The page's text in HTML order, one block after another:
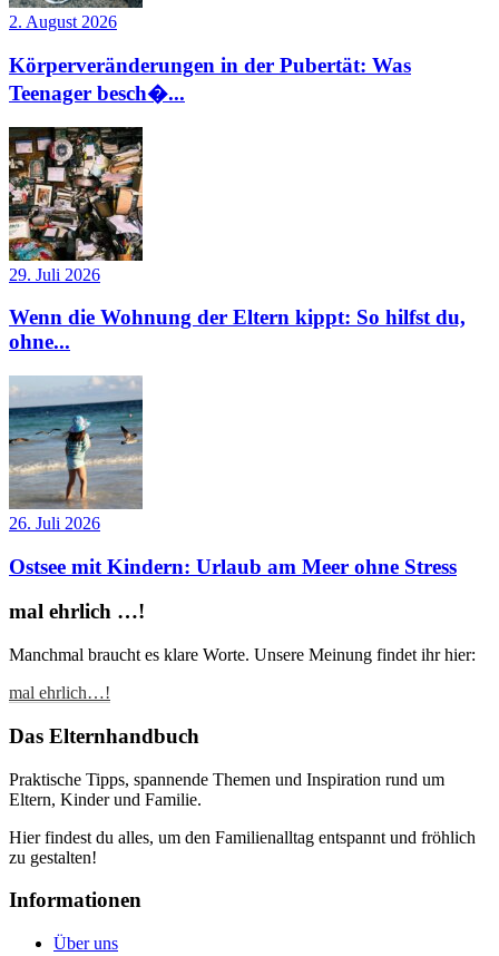
2. August 2026
Körperveränderungen in der Pubertät: Was
Teenager besch�...
29. Juli 2026
Wenn die Wohnung der Eltern kippt: So hilfst du,
ohne...
26. Juli 2026
Ostsee mit Kindern: Urlaub am Meer ohne Stress
mal ehrlich …!
Manchmal braucht es klare Worte. Unsere Meinung findet ihr hier:
mal ehrlich…!
Das Elternhandbuch
Praktische Tipps, spannende Themen und Inspiration rund um
Eltern, Kinder und Familie.
Hier findest du alles, um den Familienalltag entspannt und fröhlich
zu gestalten!
Informationen
Über uns